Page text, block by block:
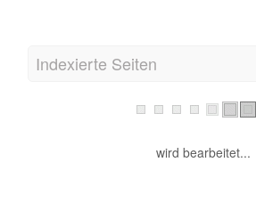
Indexierte Seiten
wird bearbeitet...